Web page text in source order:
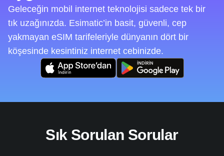
Geleceğin mobil internet teknolojisi sadece tek bir
tık uzağınızda. Esimatic’in basit, güvenli, cep
yakmayan eSIM tarifeleriyle dünyanın dört bir
köşesinde kesintiniz internet cebinizde.
Sık Sorulan Sorular